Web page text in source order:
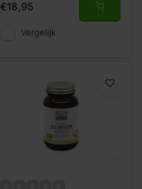
€18,95
Vergelijk